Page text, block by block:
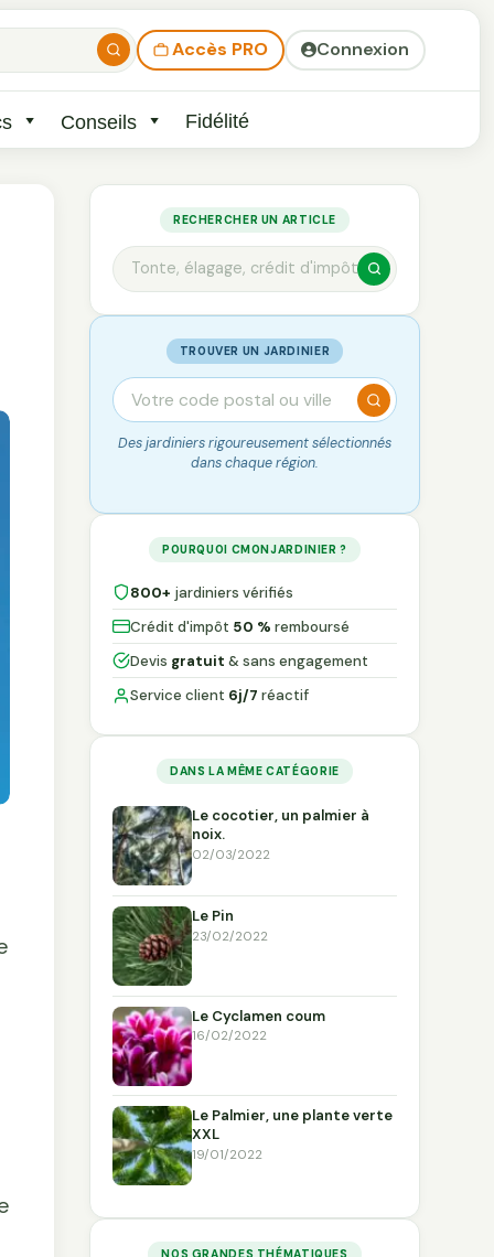
Accès PRO Connexion
Conseils Fidélité
RECHERCHER UN ARTICLE
TROUVER UN JARDINIER
Des jardiniers rigoureusement sélectionnés
dans chaque région.
POURQUOI CMONJARDINIER ?
800+ jardiniers vérifiés
Crédit d'impôt 50 % remboursé
Devis gratuit & sans engagement
Service client 6j/7 réactif
DANS LA MÊME CATÉGORIE
Le cocotier, un palmier à
noix.
02/03/2022
Le Pin
23/02/2022
Le Cyclamen coum
16/02/2022
Le Palmier, une plante verte
XXL
19/01/2022